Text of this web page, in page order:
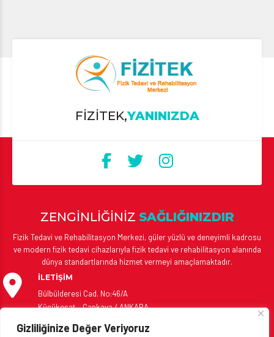
Gizliliğinize Değer Veriyoruz
FİZİTEK,YANINIZDA
ZENGİNLİĞİNİZ SAĞLIĞINIZDIR
Fizik Tedavi ve Rehabilitasyon Merkezi, güler yüzlü ve deneyimli kadrosu
ve modern fizik tedavi cihazlarıyla fizik tedavi ve rehabilitasyon alanında
dünya standartlarında hizmet vermeyi amaçlamaktadır.
İLETİŞİM
Bülbülderesi Cad. No:46/A
Küçükesat – Çankaya / ANKARA
Tel: +90 312 417 21 11